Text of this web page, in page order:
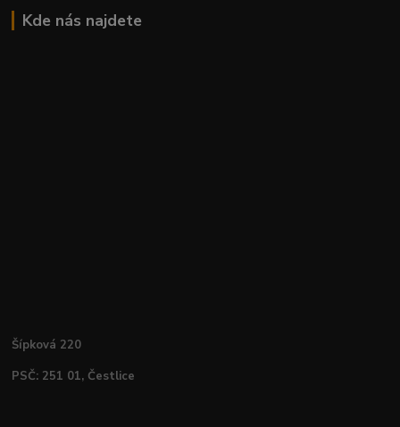
Kde nás najdete
Šípková 220
PSČ: 251 01, Čestlice